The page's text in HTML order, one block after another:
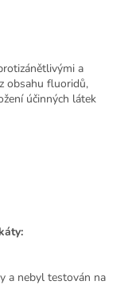
a
obsahu fluoridů,
účinných látek
a nebyl testován na